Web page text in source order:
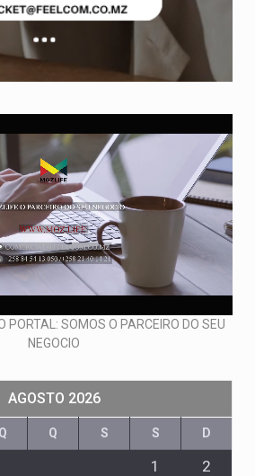
PORTAL: SOMOS O PARCEIRO DO SEU
NEGOCIO
AGOSTO 2026
Q Q S S D
1
2